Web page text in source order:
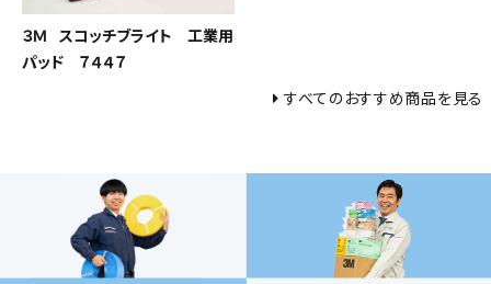
３Ｍ スコッチブライト 工業用
パッド ７４４７
すべてのおすすめ商品を見る